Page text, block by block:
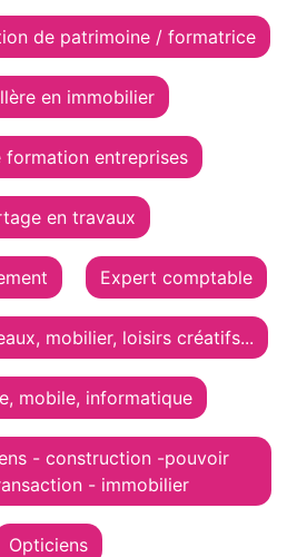
de patrimoine / formatrice
en immobilier
formation entreprises
en travaux
Expert comptable
mobilier, loisirs créatifs...
mobile, informatique
- construction -pouvoir
- immobilier
Opticiens